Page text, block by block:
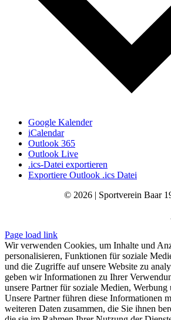
Google Kalender
iCalendar
Outlook 365
Outlook Live
.ics-Datei exportieren
Exportiere Outlook .ics Datei
© 2026 | Sportverein Baar
Page load link
Wir verwenden Cookies, um Inhalte und
personalisieren, Funktionen für soziale
und die Zugriffe auf unsere Website zu
geben wir Informationen zu Ihrer
unsere Partner für soziale Medien,
Unsere Partner führen diese Informationen
weiteren Daten zusammen, die Sie ihnen